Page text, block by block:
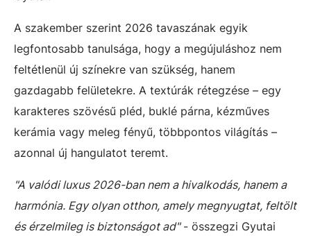
A szakember szerint 2026 tavaszának egyik
legfontosabb tanulsága, hogy a megújuláshoz nem
feltétlenül új színekre van szükség, hanem
gazdagabb felületekre. A textúrák rétegzése – egy
karakteres szövésű pléd, buklé párna, kézműves
kerámia vagy meleg fényű, többpontos világítás –
azonnal új hangulatot teremt.
"A valódi luxus 2026-ban nem a hivalkodás, hanem a
harmónia. Egy olyan otthon, amely megnyugtat, feltölt
és érzelmileg is biztonságot ad"- összegzi Gyutai